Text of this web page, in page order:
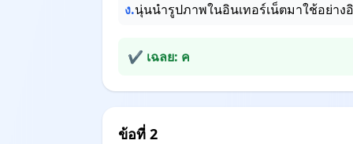
ง.นุ่นนำรูปภาพในอินเทอร์เน็ตมาใช้อย่าง
✔ เฉลย: ค
ข้อที่ 2